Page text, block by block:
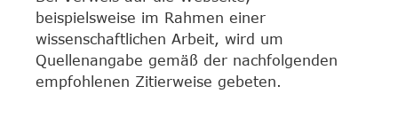
beispielsweise im Rahmen einer
wissenschaftlichen Arbeit, wird um
Quellenangabe gemäß der nachfolgenden
empfohlenen Zitierweise gebeten.